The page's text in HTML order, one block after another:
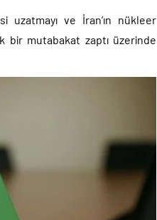
uzatmayı ve İran’ın nükleer
bir mutabakat zaptı üzerinde